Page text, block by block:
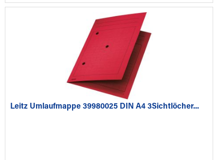
Leitz Umlaufmappe 39980025 DIN A4 3Sichtlöcher...